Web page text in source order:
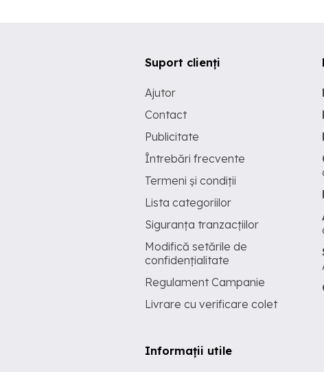
Suport clienți
Ajutor
Contact
Publicitate
Întrebări frecvente
Termeni și condiții
Lista categoriilor
Siguranța tranzacțiilor
Modifică setările de
confidențialitate
Regulament Campanie
Livrare cu verificare colet
Informații utile